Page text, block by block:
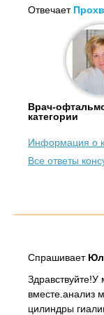
Отвечает
Врач-
категории
Информация о
Все ответы
Спрашивает
вместе.анализ
цилиндры